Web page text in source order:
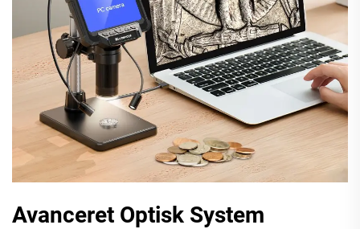
Avanceret Optisk System